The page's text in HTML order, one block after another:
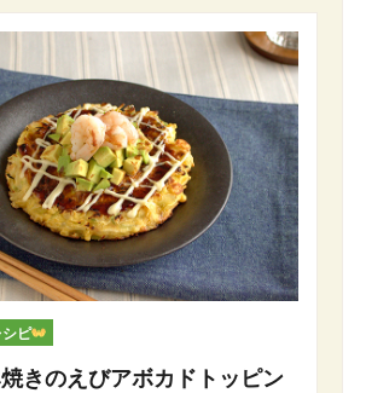
ピ
きのえびアボカドトッピン